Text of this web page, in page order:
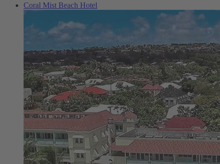
Coral Mist Beach Hotel